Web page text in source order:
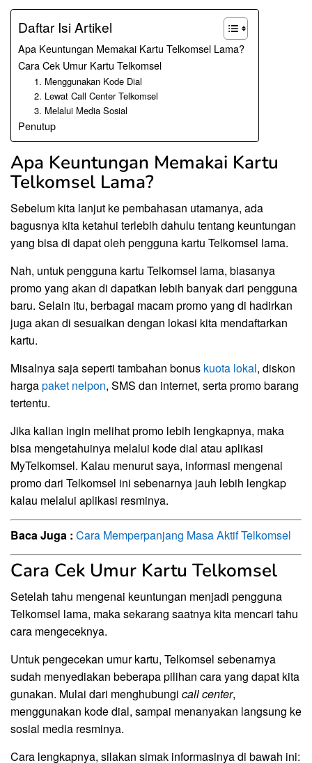
Daftar Isi Artikel
Apa Keuntungan Memakai Kartu Telkomsel Lama?
Cara Cek Umur Kartu Telkomsel
1. Menggunakan Kode Dial
2. Lewat Call Center Telkomsel
3. Melalui Media Sosial
Penutup
Apa Keuntungan Memakai Kartu
Telkomsel Lama?
Sebelum kita lanjut ke pembahasan utamanya, ada
bagusnya kita ketahui terlebih dahulu tentang keuntungan
yang bisa di dapat oleh pengguna kartu Telkomsel lama.
Nah, untuk pengguna kartu Telkomsel lama, biasanya
promo yang akan di dapatkan lebih banyak dari pengguna
baru. Selain itu, berbagai macam promo yang di hadirkan
juga akan di sesuaikan dengan lokasi kita mendaftarkan
kartu.
Misalnya saja seperti tambahan bonus kuota lokal, diskon
hargapaket nelpon, SMS dan internet, serta promo barang
tertentu.
Jika kalian ingin melihat promo lebih lengkapnya, maka
bisa mengetahuinya melalui kode dial atau aplikasi
MyTelkomsel. Kalau menurut saya, informasi mengenai
promo dari Telkomsel ini sebenarnya jauh lebih lengkap
kalau melalui aplikasi resminya.
Baca Juga : Cara Memperpanjang Masa Aktif Telkomsel
Cara Cek Umur Kartu Telkomsel
Setelah tahu mengenai keuntungan menjadi pengguna
Telkomsel lama, maka sekarang saatnya kita mencari tahu
cara mengeceknya.
Untuk pengecekan umur kartu, Telkomsel sebenarnya
sudah menyediakan beberapa pilihan cara yang dapat kita
gunakan. Mulai dari menghubungi call center,
menggunakan kode dial, sampai menanyakan langsung ke
sosial media resminya.
Cara lengkapnya, silakan simak informasinya di bawah ini: